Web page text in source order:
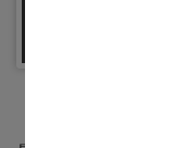
（4）页面管理